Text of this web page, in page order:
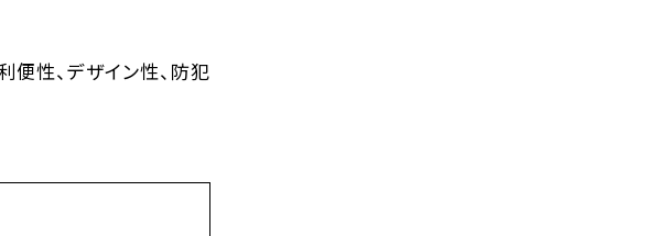
便性、デザイン性、防犯